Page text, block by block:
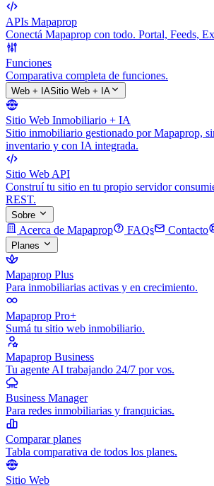
APIs Mapaprop
Conectá Mapaprop con todo. Portal, Feeds,
Funciones
Comparativa completa de funciones.
Web + IASitio Web + IA
Sitio Web Inmobiliario + IA
Sitio inmobiliario gestionado por Mapaprop,
inventario y con IA integrada.
Sitio Web API
Construí tu sitio en tu propio servidor
REST.
Sobre
Acerca de Mapaprop FAQs Contacto
Planes
Mapaprop Plus
Para inmobiliarias activas y en crecimiento.
Mapaprop Pro+
Sumá tu sitio web inmobiliario.
Mapaprop Business
Tu agente AI trabajando 24/7 por vos.
Business Manager
Para redes inmobiliarias y franquicias.
Comparar planes
Tabla comparativa de todos los planes.
Sitio Web